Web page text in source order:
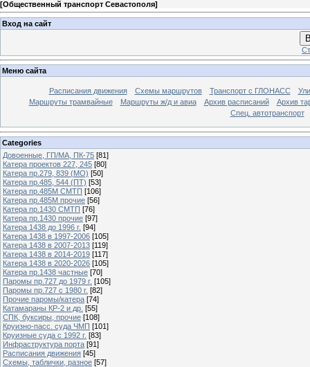
[Общественный транспорт Севастополя]
Вход на сайт
Меню сайта
Расписания движения Схемы маршрутов Транспорт с ГЛОНАСС
Маршруты трамвайные
Маршруты ж/д и авиа Архив расписаний
Архив
Спец. автотранспорт
Categories
Довоенные, ГП/МА, ПК-75 [81]
Катера проектов 227, 245 [80]
Катера пр.279, 839 (МО) [50]
Катера пр.485, 544 (ПТ) [53]
Катера пр.485М СМТП [106]
Катера пр.485М прочие [56]
Катера пр.1430 СМТП [76]
Катера пр.1430 прочие [97]
Катера 1438 до 1996 г. [94]
Катера 1438 в 1997-2006 [105]
Катера 1438 в 2007-2013 [119]
Катера 1438 в 2014-2019 [117]
Катера 1438 в 2020-2026 [105]
Катера пр.1438 частные [70]
Паромы пр.727 до 1979 г. [105]
Паромы пр.727 с 1980 г. [82]
Прочие паромы/катера [74]
Катамараны КР-2 и др. [55]
СПК, буксиры, прочие [108]
Круизно-пасс. суда ЧМП [101]
Круизные суда с 1992 г. [83]
Инфраструктура порта [91]
Расписания движения [45]
Схемы, таблички, разное [57]